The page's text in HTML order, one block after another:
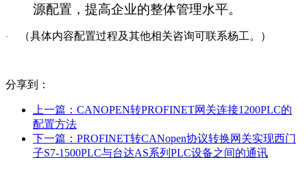
源配置，提高企业的整体管理水平。
· （具体内容配置过程及其他相关咨询可联系杨工。）
分享到：
上一篇： CANOPEN转PROFINET网关连接1200PLC的
配置方法
下一篇： PROFINET转CANopen协议转换网关实现西门
子S7-1500PLC与台达AS系列PLC设备之间的通讯